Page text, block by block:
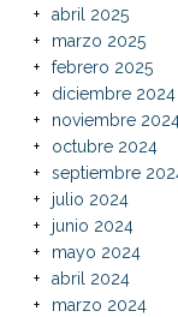
abril 2025
marzo 2025
febrero 2025
diciembre 2024
noviembre
octubre 2024
septiembre
julio 2024
junio 2024
mayo 2024
abril 2024
marzo 2024